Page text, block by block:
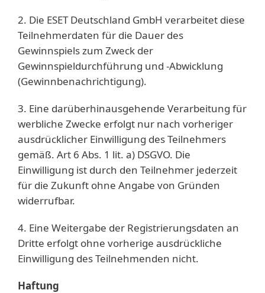
2. Die ESET Deutschland GmbH verarbeitet diese
Teilnehmerdaten für die Dauer des
Gewinnspiels zum Zweck der
Gewinnspieldurchführung und -Abwicklung
(Gewinnbenachrichtigung).
3. Eine darüberhinausgehende Verarbeitung für
werbliche Zwecke erfolgt nur nach vorheriger
ausdrücklicher Einwilligung des Teilnehmers
gemäß. Art 6 Abs. 1 lit. a) DSGVO. Die
Einwilligung ist durch den Teilnehmer jederzeit
für die Zukunft ohne Angabe von Gründen
widerrufbar.
4. Eine Weitergabe der Registrierungsdaten an
Dritte erfolgt ohne vorherige ausdrückliche
Einwilligung des Teilnehmenden nicht.
Haftung